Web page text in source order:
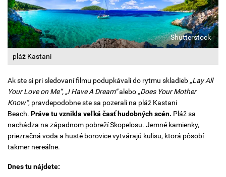
pláž Kastani
Shutterstock
Ak ste si pri sledovaní filmu podupkávali do rytmu skladieb „Lay All
Your Love on Me“, „I Have A Dream“alebo „Does Your Mother
Know“, pravdepodobne ste sa pozerali na pláž Kastani
Beach. Práve tu vznikla veľká časť hudobných scén. Pláž sa
nachádza na západnom pobreží Skopelosu. Jemné kamienky,
priezračná voda a husté borovice vytvárajú kulisu, ktorá pôsobí
takmer nereálne.
Dnes tu nájdete: